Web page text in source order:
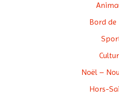
Bord de
Noël –
Hors-